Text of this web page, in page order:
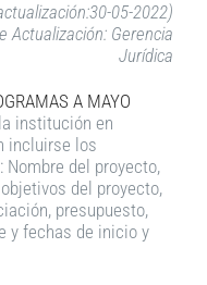
05-2022)
Actualización: Gerencia
Jurídica
A MAYO
institución en
incluirse los
Nombre del proyecto,
del proyecto,
presupuesto,
y fechas de inicio y